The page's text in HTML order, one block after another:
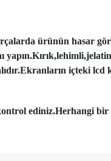
ürünün hasar
içteki
ediniz.Herhangi